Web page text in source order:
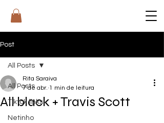
RIT
Post
All Posts
Tiktok links
Netinho
All Posts
All black + Travis Scott
Rita Saraiva
7 de abr. 1 min de leitura